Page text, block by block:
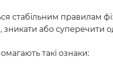
стабільним правилам
зникати або суперечити
такі ознаки: